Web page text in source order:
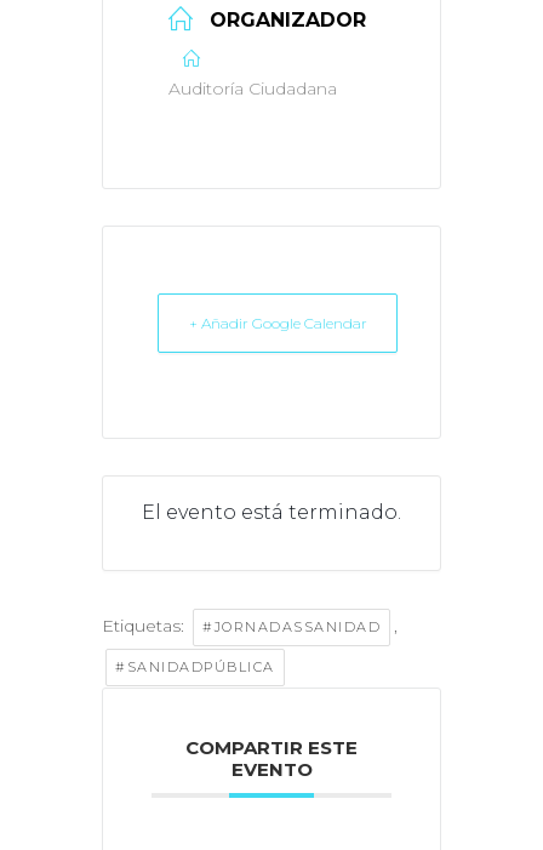
ORGANIZADOR
Auditoría Ciudadana
+ Añadir Google Calendar
El evento está terminado.
Etiquetas: #JORNADASSANIDAD ,
#SANIDADPÚBLICA
COMPARTIR ESTE
EVENTO